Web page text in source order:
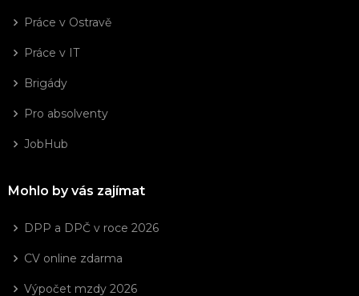
Práce v Ostravě
Práce v IT
Brigády
Pro absolventy
JobHub
Mohlo by vás zajímat
DPP a DPČ v roce 2026
CV online zdarma
Výpočet mzdy 2026